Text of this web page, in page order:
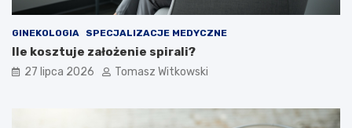
GINEKOLOGIA SPECJALIZACJE MEDYCZNE
Ile kosztuje założenie spirali?
27 lipca 2026 Tomasz Witkowski